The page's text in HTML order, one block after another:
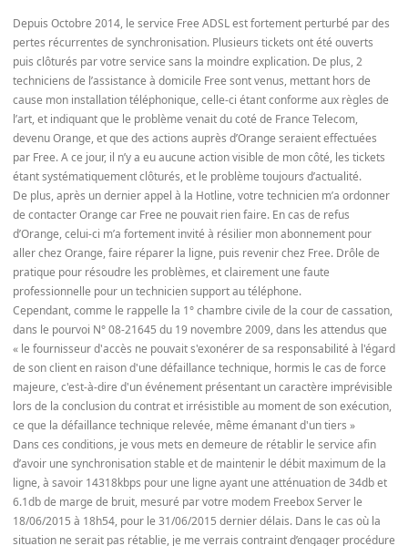
Depuis Octobre 2014, le service Free ADSL est fortement perturbé par des
pertes récurrentes de synchronisation. Plusieurs tickets ont été ouverts
puis clôturés par votre service sans la moindre explication. De plus, 2
techniciens de l’assistance à domicile Free sont venus, mettant hors de
cause mon installation téléphonique, celle-ci étant conforme aux règles de
l’art, et indiquant que le problème venait du coté de France Telecom,
devenu Orange, et que des actions auprès d’Orange seraient effectuées
par Free. A ce jour, il n’y a eu aucune action visible de mon côté, les tickets
étant systématiquement clôturés, et le problème toujours d’actualité.
De plus, après un dernier appel à la Hotline, votre technicien m’a ordonner
de contacter Orange car Free ne pouvait rien faire. En cas de refus
d’Orange, celui-ci m’a fortement invité à résilier mon abonnement pour
aller chez Orange, faire réparer la ligne, puis revenir chez Free. Drôle de
pratique pour résoudre les problèmes, et clairement une faute
professionnelle pour un technicien support au téléphone.
Cependant, comme le rappelle la 1° chambre civile de la cour de cassation,
dans le pourvoi N° 08-21645 du 19 novembre 2009, dans les attendus que
« le fournisseur d'accès ne pouvait s'exonérer de sa responsabilité à l'égard
de son client en raison d'une défaillance technique, hormis le cas de force
majeure, c'est-à-dire d'un événement présentant un caractère imprévisible
lors de la conclusion du contrat et irrésistible au moment de son exécution,
ce que la défaillance technique relevée, même émanant d'un tiers »
Dans ces conditions, je vous mets en demeure de rétablir le service afin
d’avoir une synchronisation stable et de maintenir le débit maximum de la
ligne, à savoir 14318kbps pour une ligne ayant une atténuation de 34db et
6.1db de marge de bruit, mesuré par votre modem Freebox Server le
18/06/2015 à 18h54, pour le 31/06/2015 dernier délais. Dans le cas où la
situation ne serait pas rétablie, je me verrais contraint d’engager procédure